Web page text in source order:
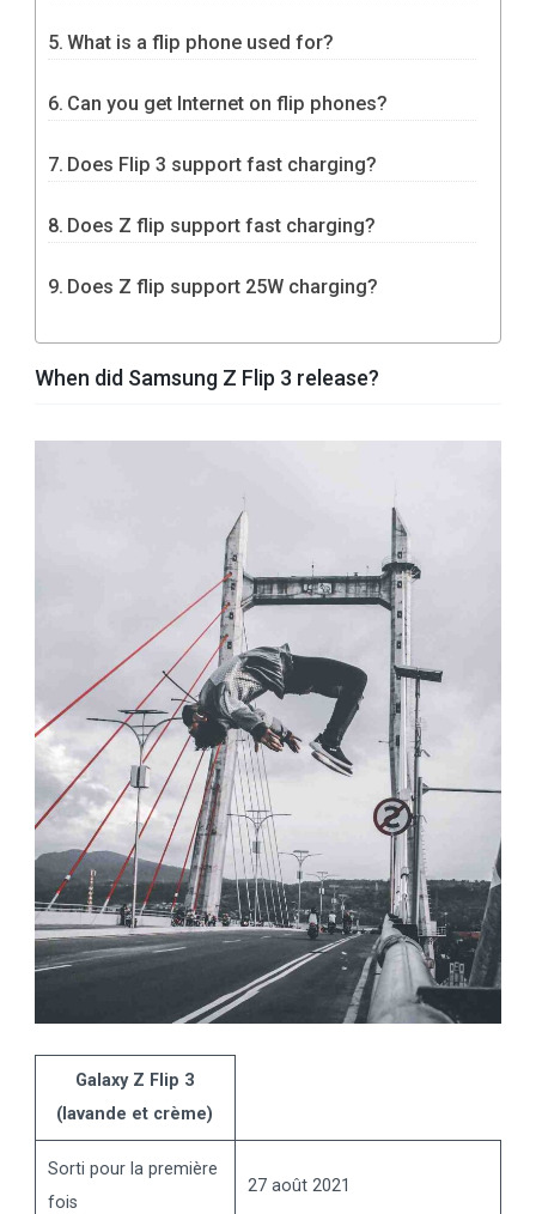
What is a flip phone used for?
Can you get Internet on flip phones?
Does Flip 3 support fast charging?
Does Z flip support fast charging?
Does Z flip support 25W charging?
When did Samsung Z Flip 3 release?
Galaxy Z Flip 3
(lavande et crème)
Sorti pour la première
fois
27 août 2021